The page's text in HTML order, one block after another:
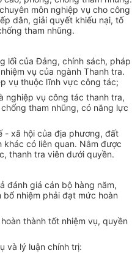
môn nghiệp vụ cho công
dân, giải quyết khiếu nại, tố
tham nhũng.
lối của Đảng, chính sách, pháp
vụ của ngành Thanh tra.
vụ thuộc lĩnh vực công tác;
nghiệp vụ công tác thanh tra,
tham nhũng, có năng lực
- xã hội của địa phương, đất
có liên quan. Nắm được
thanh tra viên dưới quyền.
đánh giá cán bộ hàng năm,
nhiệm phải đạt mức hoàn
thành tốt nhiệm vụ, quyền
và lý luận chính trị: